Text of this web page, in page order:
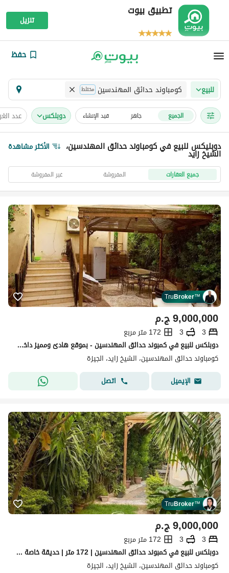
تطبيق بيوت
تنزيل
حفظ
للبيع كومباوند حدائق المهندسين مختلط
الجميع جاهز قيد الإنشاء دوبلكس عدد
دوبليكس للبيع في كومباوند حدائق المهندسين،
الشيخ زايد الأكثر مشاهدة
جميع العقارات المفروشة غير المفروشة
TruBroker™
ج.م9,000,000
3
3
172 متر مربع
دوبلكس للبيع في كمبوند حدائق المهندسين - بموقع هادئ ومميز داخل المشروع.
كومباوند حدائق المهندسين، الشيخ زايد، الجيزة
الإيميل
اتصل
TruBroker™
ج.م9,000,000
3
3
172 متر مربع
دوبلكس للبيع في كمبوند حدائق المهندسين | 172 متر | حديقة خاصة 120 متر | 3 غرف | جراج خاص | كاش Hadayek Al Mohandessin Compound
كومباوند حدائق المهندسين، الشيخ زايد، الجيزة